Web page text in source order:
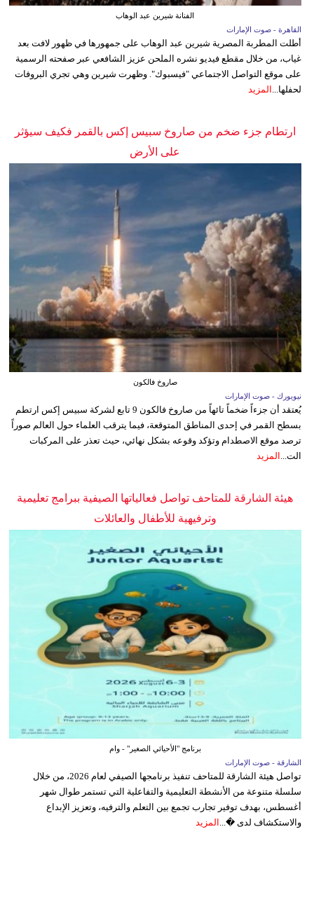
الفنانة شيرين عبد الوهاب
القاهرة - صوت الإمارات
أطلت المطربة المصرية شيرين عبد الوهاب على جمهورها في ظهور لافت بعد
غياب، من خلال مقطع فيديو نشره الملحن عزيز الشافعي عبر صفحته الرسمية
على موقع التواصل الاجتماعي "فيسبوك". وظهرت شيرين وهي تجري البروفات
لحفلها... المزيد
ارتطام جزء ضخم من صاروخ سبيس إكس بالقمر فكيف سيؤثر
على الأرض
صاروخ فالكون
نيويورك - صوت الإمارات
يُعتقد أن جزءاً ضخماً تائهاً من صاروخ فالكون 9 تابع لشركة سبيس إكس ارتطم
بسطح القمر في إحدى المناطق المتوقعة، فيما يترقب العلماء حول العالم صوراً
ترصد موقع الاصطدام وتؤكد وقوعه بشكل نهائي، حيث تعذر على المركبات
الت...
المزيد
هيئة الشارقة للمتاحف تواصل فعالياتها الصيفية ببرامج تعليمية
وترفيهية للأطفال والعائلات
برنامج "الأحيائي الصغير" - وام
الشارقة - صوت الإمارات
تواصل هيئة الشارقة للمتاحف تنفيذ برنامجها الصيفي لعام 2026، من خلال
سلسلة متنوعة من الأنشطة التعليمية والتفاعلية التي تستمر طوال شهر
أغسطس، بهدف توفير تجارب تجمع بين التعلم والترفيه، وتعزيز الإبداع
والاستكشاف لدى �... المزيد